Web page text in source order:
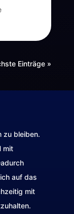
Einträge »
zu bleiben.
mit
auf das
mit